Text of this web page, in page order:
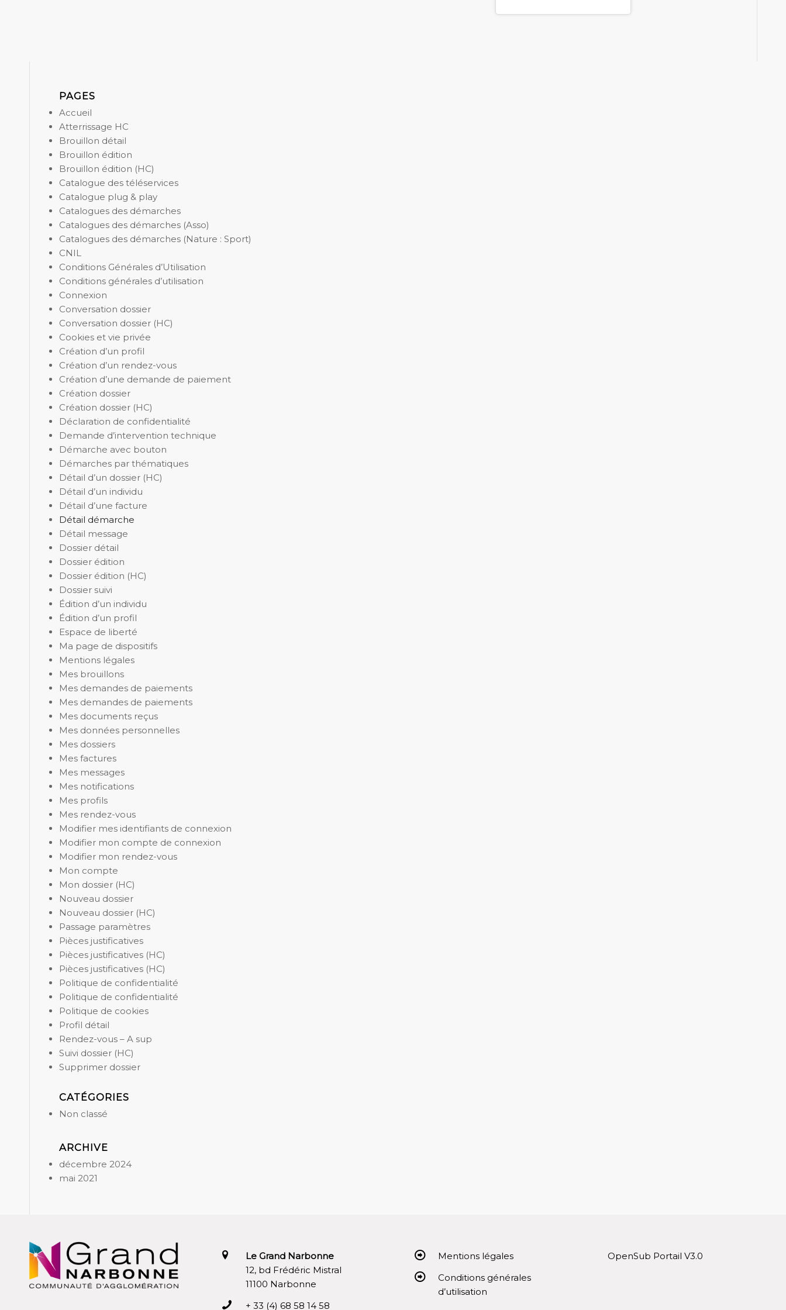
PAGES
Accueil
Atterrissage HC
Brouillon détail
Brouillon édition
Brouillon édition (HC)
Catalogue des téléservices
Catalogue plug & play
Catalogues des démarches
Catalogues des démarches (Asso)
Catalogues des démarches (Nature : Sport)
CNIL
Conditions Générales d’Utilisation
Conditions générales d’utilisation
Connexion
Conversation dossier
Conversation dossier (HC)
Cookies et vie privée
Création d’un profil
Création d’un rendez-vous
Création d’une demande de paiement
Création dossier
Création dossier (HC)
Déclaration de confidentialité
Demande d’intervention technique
Démarche avec bouton
Démarches par thématiques
Détail d’un dossier (HC)
Détail d’un individu
Détail d’une facture
Détail démarche
Détail message
Dossier détail
Dossier édition
Dossier édition (HC)
Dossier suivi
Édition d’un individu
Édition d’un profil
Espace de liberté
Ma page de dispositifs
Mentions légales
Mes brouillons
Mes demandes de paiements
Mes demandes de paiements
Mes documents reçus
Mes données personnelles
Mes dossiers
Mes factures
Mes messages
Mes notifications
Mes profils
Mes rendez-vous
Modifier mes identifiants de connexion
Modifier mon compte de connexion
Modifier mon rendez-vous
Mon compte
Mon dossier (HC)
Nouveau dossier
Nouveau dossier (HC)
Passage paramètres
Pièces justificatives
Pièces justificatives (HC)
Pièces justificatives (HC)
Politique de confidentialité
Politique de confidentialité
Politique de cookies
Profil détail
Rendez-vous – A sup
Suivi dossier (HC)
Supprimer dossier
CATÉGORIES
Non classé
ARCHIVE
décembre 2024
mai 2021
Le Grand Narbonne
12, bd Frédéric Mistral
11100 Narbonne
+ 33 (4) 68 58 14 58
Mentions légales
Conditions générales
d’utilisation
OpenSub Portail V3.0